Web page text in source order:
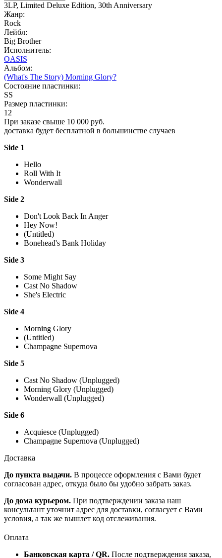
3LP, Limited Deluxe Edition, 30th Anniversary
Жанр:
Rock
Лейбл:
Big Brother
Исполнитель:
OASIS
Альбом:
(What's The Story) Morning Glory?
Состояние пластинки:
SS
Размер пластинки:
12
При заказе свыше 10 000 руб.
доставка будет бесплатной в большинстве случаев
Side 1
Hello
Roll With It
Wonderwall
Side 2
Don't Look Back In Anger
Hey Now!
(Untitled)
Bonehead's Bank Holiday
Side 3
Some Might Say
Cast No Shadow
She's Electric
Side 4
Morning Glory
(Untitled)
Champagne Supernova
Side 5
Cast No Shadow (Unplugged)
Morning Glory (Unplugged)
Wonderwall (Unplugged)
Side 6
Acquiesce (Unplugged)
Champagne Supernova (Unplugged)
Доставка
До пункта выдачи. В процессе оформления с Вами будет
согласован адрес, откуда было бы удобно забрать заказ.
До дома курьером. При подтверждении заказа наш
консультант уточнит адрес для доставки, согласует с Вами
условия, а так же вышлет код отслеживания.
Оплата
Банковская карта / QR. После подтверждения заказа,